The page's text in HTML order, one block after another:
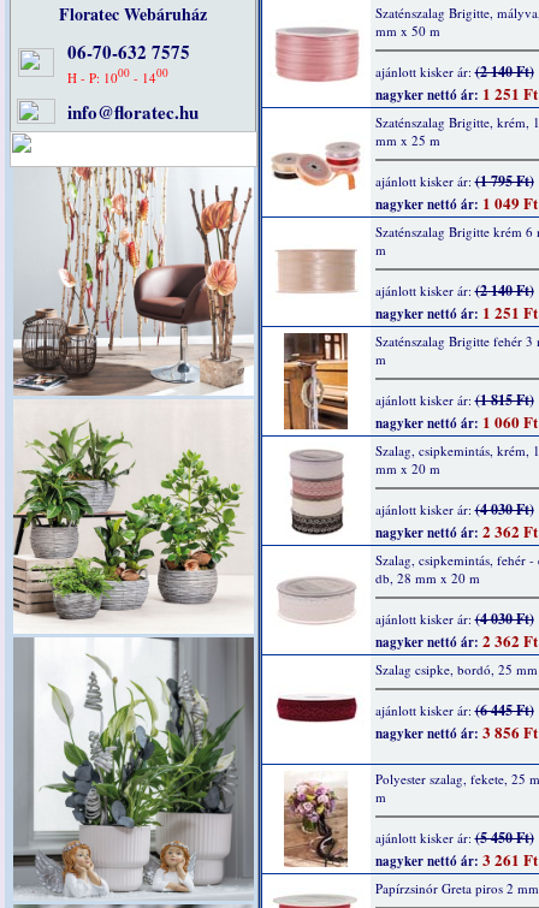
Floratec Webáruház
06-70-632 7575
H - P: 1000 - 1400
info@floratec.hu
Szaténszalag Brigitte,
mm x 50 m
ajánlott kisker ár:(2 140 Ft)
nagyker nettó ár: 1 251 Ft
Szaténszalag Brigitte, krém,
mm x 25 m
ajánlott kisker ár:(1 795 Ft)
nagyker nettó ár: 1 049 Ft
Szaténszalag Brigitte krém 6
m
ajánlott kisker ár:(2 140 Ft)
nagyker nettó ár: 1 251 Ft
Szaténszalag Brigitte fehér 3
m
ajánlott kisker ár:(1 815 Ft)
nagyker nettó ár: 1 060 Ft
Szalag, csipkemintás, krém,
mm x 20 m
ajánlott kisker ár:(4 030 Ft)
nagyker nettó ár: 2 362 Ft
Szalag, csipkemintás, fehér -
db, 28 mm x 20 m
ajánlott kisker ár:(4 030 Ft)
nagyker nettó ár: 2 362 Ft
Szalag csipke, bordó, 25
ajánlott kisker ár:(6 445 Ft)
nagyker nettó ár: 3 856 Ft
Polyester szalag, fekete, 25
m
ajánlott kisker ár:(5 450 Ft)
nagyker nettó ár: 3 261 Ft
Papírzsinór Greta piros 2